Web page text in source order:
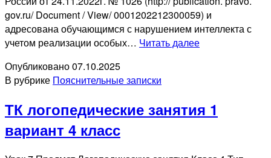
gov.ru/ Document / View/ 0001202212300059) и
адресована обучающимся с нарушением интеллекта с
учетом реализации особых… Читать далееПЗ
1
Опубликовано07.10.2025
В рубрике Пояснительные записки
ТК логопедические занятия 1
вариант 4 класс